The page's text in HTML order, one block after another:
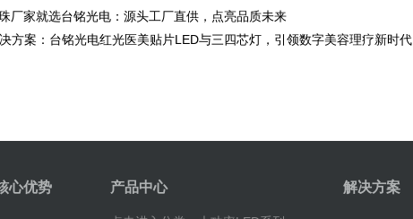
厂家就选台铭光电：源头工厂直供，点亮品质未来
方案：台铭光电红光医美贴片LED与三四芯灯，引领数字美容理疗新时代
心优势 产品中心 解决方案